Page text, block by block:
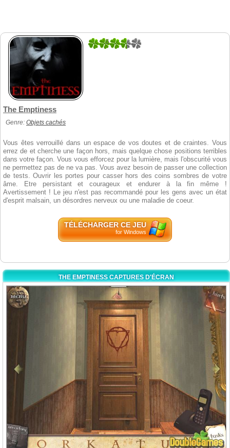
5
The Emptiness
Genre: Objets cachés
Vous êtes verrouillé dans un espace de vos doutes et de craintes. Vous
errez de et cherche une façon hors, mais quelque chose positions terribles
dans votre façon. Vous vous efforcez pour la lumière, mais l'obscurité vous
ne permettez pas de ne va pas. Vous avez besoin de passer une collection
de tests. Ouvrir les portes pour casser hors des coins sombres de votre
âme. Etre persistant et courageux et endurer à la fin même !
Avertissement ! Le jeu n'est pas recommandé pour les gens avec un état
d'esprit malsain, un désordres nerveux ou une maladie de coeur.
TÉLÉCHARGER CE JEU
for Windows
THE EMPTINESS CAPTURES D'ÉCRAN